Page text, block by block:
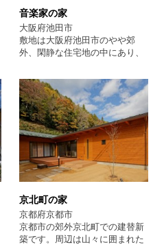
とを目指した。 それぞれ最小限
のサイズではあるが、駐車スペ
ース、駐輪スペース、物干し
場、サービスヤード、外縁のあ
る庭といった屋外空間が、道路
る。 外壁のガルバリウム鋼板の
スパンドレルは、開口部に取り
付けられた木製の格子や道路と
の境界に連なる木製の塀、植栽
ともよく調和して陰影を生み、
現代的な素材でありながら和の
雰囲気を醸し出してくれた。 木
製の格子はこの住宅のデザイン
コードとして屋内にも採用し、
ともに、柔らかく視線を遮る役
割を果たしている。 単身者の住
まいであるため床面積は大きく
はないが、コンパクトで暮らし
音楽家の家
大阪府池田市
敷地は大阪府池田市のやや郊
外、閑静な住宅地の中にあり、
が、今回家を新築するにあた
り、そのうちの70坪弱を売却
し、その資金で家を建築すると
いう計画であった。母親と娘さ
んの２人家族なので、それぞれ
の個室とリビング 、それと音楽
制作の部屋（防音仕様）が必要
であった。それぞれの個室は縁
側から庭に出られるようになっ
リビングはトップサイドライト
から採光をとるようになってい
る。外観は黒のガルバニウム角
波板、黒の同じく屋根で包み込
京北町の家
京都府京都市
京都市の郊外京北町での建替新
築です。周辺は山々に囲まれた